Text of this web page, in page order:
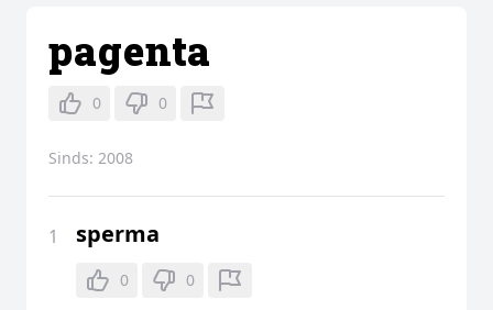
pagenta
0 0
Sinds: 2008
1 sperma
0 0